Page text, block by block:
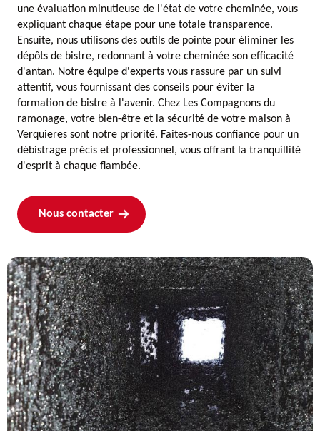
une évaluation minutieuse de l'état de votre cheminée, vous
expliquant chaque étape pour une totale transparence.
Ensuite, nous utilisons des outils de pointe pour éliminer les
dépôts de bistre, redonnant à votre cheminée son efficacité
d'antan. Notre équipe d'experts vous rassure par un suivi
attentif, vous fournissant des conseils pour éviter la
formation de bistre à l'avenir. Chez Les Compagnons du
ramonage, votre bien-être et la sécurité de votre maison à
Verquieres sont notre priorité. Faites-nous confiance pour un
débistrage précis et professionnel, vous offrant la tranquillité
d'esprit à chaque flambée.
Nous contacter